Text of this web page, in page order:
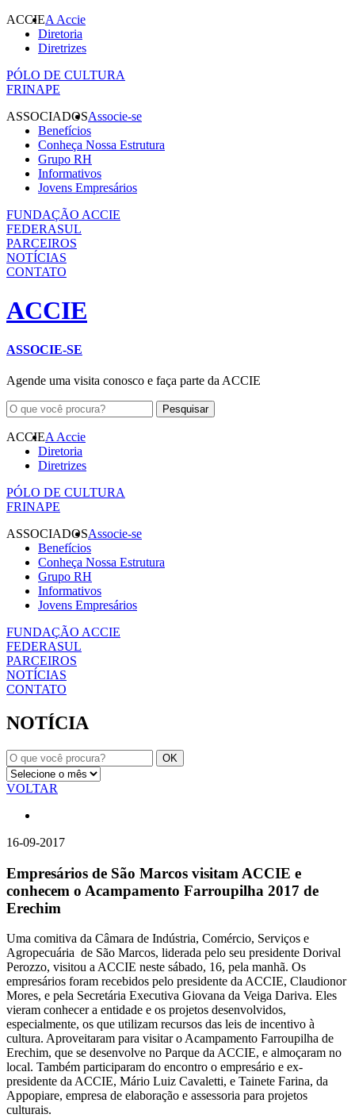
ACCIEA Accie
Diretoria
Diretrizes
PÓLO DE CULTURA
FRINAPE
ASSOCIADOSAssocie-se
Benefícios
Conheça Nossa Estrutura
Grupo RH
Informativos
Jovens Empresários
FUNDAÇÃO ACCIE
FEDERASUL
PARCEIROS
NOTÍCIAS
CONTATO
ACCIE
ASSOCIE-SE
Agende uma visita conosco e faça parte da ACCIE
ACCIEA Accie
Diretoria
Diretrizes
PÓLO DE CULTURA
FRINAPE
ASSOCIADOSAssocie-se
Benefícios
Conheça Nossa Estrutura
Grupo RH
Informativos
Jovens Empresários
FUNDAÇÃO ACCIE
FEDERASUL
PARCEIROS
NOTÍCIAS
CONTATO
NOTÍCIA
VOLTAR
16-09-2017
Empresários de São Marcos visitam ACCIE e
conhecem o Acampamento Farroupilha 2017 de
Erechim
Uma comitiva da Câmara de Indústria, Comércio, Serviços e
Agropecuária de São Marcos, liderada pelo seu presidente Dorival
Perozzo, visitou a ACCIE neste sábado, 16, pela manhã. Os
empresários foram recebidos pelo presidente da ACCIE, Claudionor
Mores, e pela Secretária Executiva Giovana da Veiga Dariva. Eles
vieram conhecer a entidade e os projetos desenvolvidos,
especialmente, os que utilizam recursos das leis de incentivo à
cultura. Aproveitaram para visitar o Acampamento Farroupilha de
Erechim, que se desenvolve no Parque da ACCIE, e almoçaram no
local. Também participaram do encontro o empresário e ex-
presidente da ACCIE, Mário Luiz Cavaletti, e Tainete Farina, da
Appopiare, empresa de elaboração e assessoria para projetos
culturais.